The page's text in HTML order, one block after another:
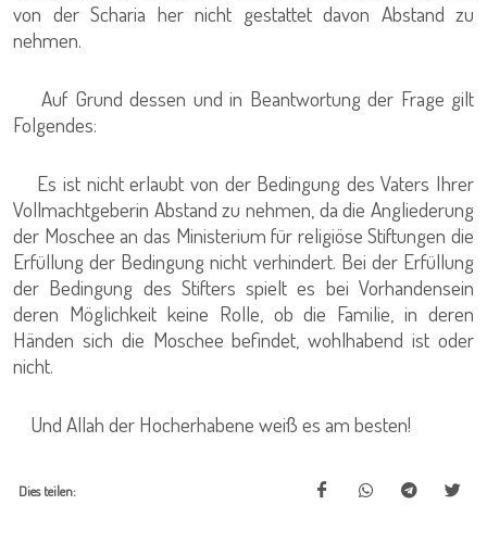
von der Scharia her nicht gestattet davon Abstand zu
nehmen.
Auf Grund dessen und in Beantwortung der Frage gilt
Folgendes:
Es ist nicht erlaubt von der Bedingung des Vaters Ihrer
Vollmachtgeberin Abstand zu nehmen, da die Angliederung
der Moschee an das Ministerium für religiöse Stiftungen die
Erfüllung der Bedingung nicht verhindert. Bei der Erfüllung
der Bedingung des Stifters spielt es bei Vorhandensein
deren Möglichkeit keine Rolle, ob die Familie, in deren
Händen sich die Moschee befindet, wohlhabend ist oder
nicht.
Und Allah der Hocherhabene weiß es am besten!
Dies teilen: